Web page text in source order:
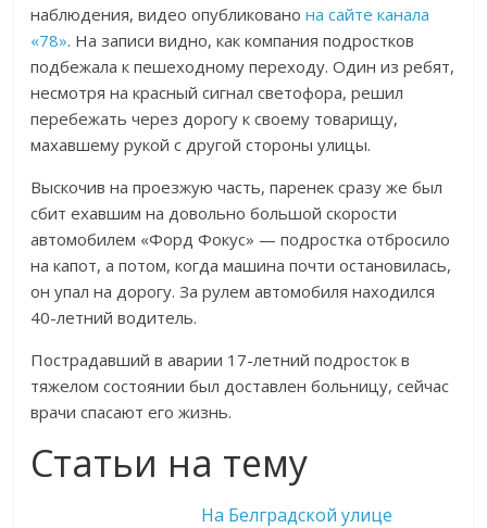
наблюдения, видео опубликованона сайте канала
«78». На записи видно, как компания подростков
подбежала к пешеходному переходу. Один из ребят,
несмотря на красный сигнал светофора, решил
перебежать через дорогу к своему товарищу,
махавшему рукой с другой стороны улицы.
Выскочив на проезжую часть, паренек сразу же был
сбит ехавшим на довольно большой скорости
автомобилем «Форд Фокус» — подростка отбросило
на капот, а потом, когда машина почти остановилась,
он упал на дорогу. За рулем автомобиля находился
40-летний водитель.
Пострадавший в аварии 17-летний подросток в
тяжелом состоянии был доставлен больницу, сейчас
врачи спасают его жизнь.
Статьи на тему
На Белградской улице